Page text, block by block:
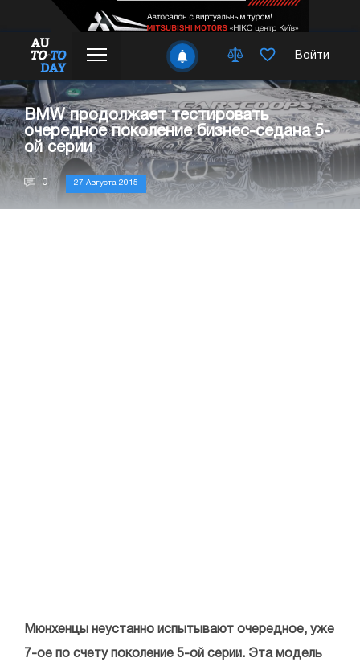
Войти
BMW продолжает тестировать
очередное поколение бизнес-седана 5-
ой серии
0 27 Августа 2015
Мюнхенцы неустанно испытывают очередное, уже
7-ое по счету поколение 5-ой серии. Эта модель